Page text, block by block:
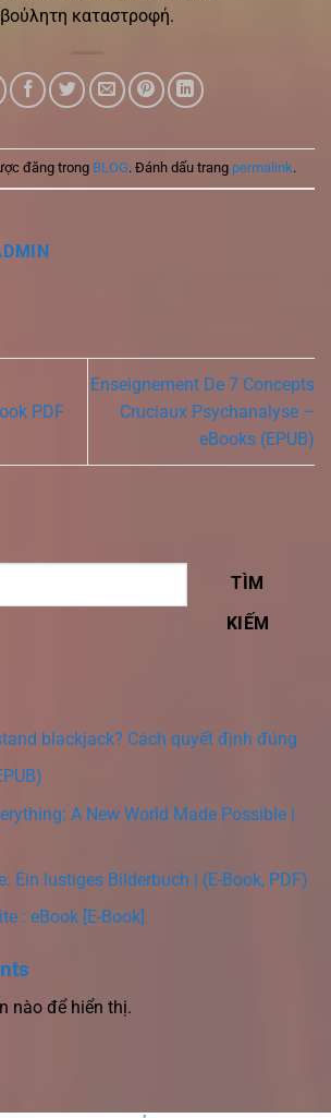
καταστροφή.
đăng trong BLOG. Đánh dấu trang permalink.
PDF
Enseignement De 7 Concepts
Cruciaux Psychanalyse –
eBooks (EPUB)
TÌM
KIẾM
blackjack? Cách quyết định đúng
A New World Made Possible |
Ein lustiges Bilderbuch | (E-Book, PDF)
: eBook [E-Book]
nào để hiển thị.